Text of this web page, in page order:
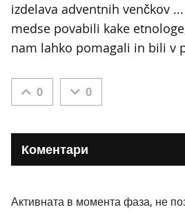
izdelava adventnih venčkov
medse povabili kake
nam lahko pomagali in bili v
0 0
Коментари
Активната в момента фаза, не